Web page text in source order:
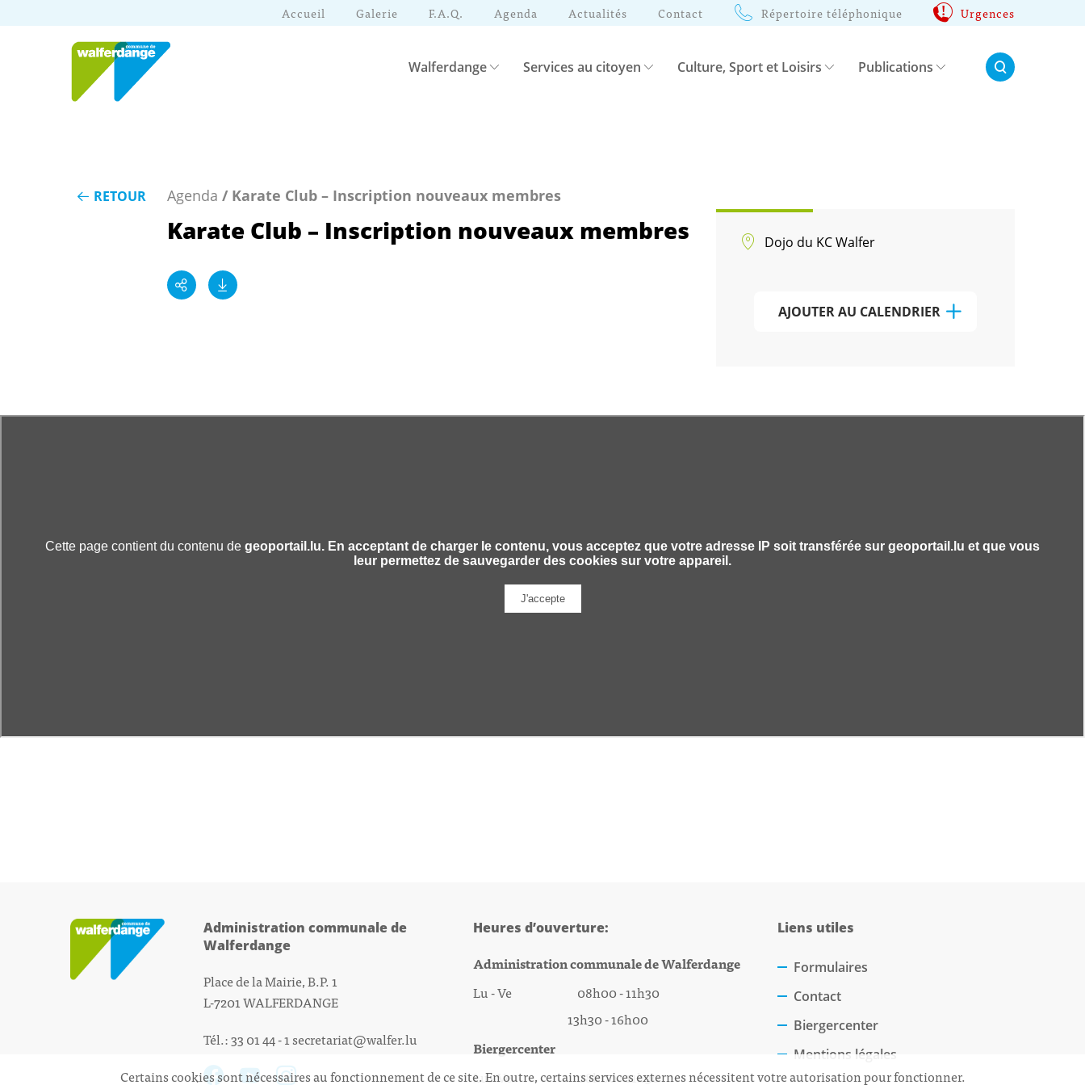
Accueil Galerie F.A.Q. Agenda Actualités Contact Répertoire téléphonique Urgences
Walferdange Services au citoyen Culture, Sport et Loisirs Publications Rechercher:
RETOUR Agenda / Karate Club – Inscription nouveaux membres
Karate Club – Inscription nouveaux membres Dojo du KC Walfer
AJOUTER AU CALENDRIER
Administration communale de
Walferdange
Place de la Mairie, B.P. 1
L-7201 WALFERDANGE
Tél.: 33 01 44 - 1secretariat@walfer.lu
Heures d’ouverture:
Administration communale de Walferdange
Lu - Ve 08h00 - 11h30
13h30 - 16h00
Biergercenter
Lu - Ve 08h00 - 11h30
Liens utiles
Formulaires
Contact
Biergercenter
Mentions légales
Certains cookies sont nécessaires au fonctionnement de ce site. En outre, certains services externes nécessitent votre autorisation pour fonctionner.